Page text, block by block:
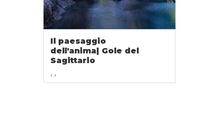
Il paesaggio
dell'anima| Gole del
Sagittario
, ,